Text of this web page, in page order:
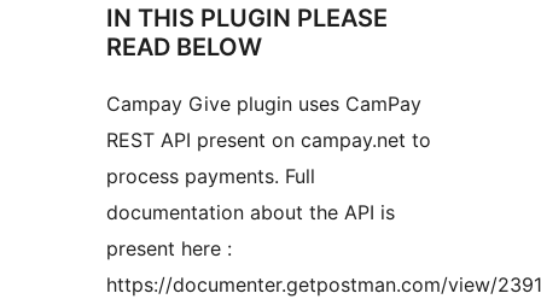
IN THIS PLUGIN PLEASE
READ BELOW
Campay Give plugin uses CamPay
REST API present on campay.net to
process payments. Full
documentation about the API is
present here :
https://documenter.getpostman.com/view/